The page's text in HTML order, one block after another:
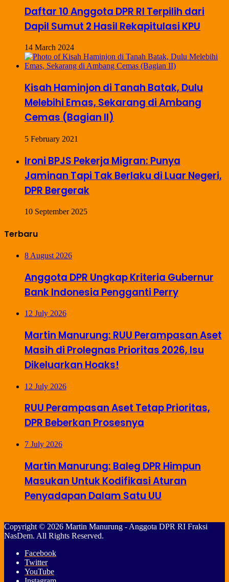
Daftar 10 Anggota DPR RI Terpilih dari
Dapil Sumut 2 Hasil Rekapitulasi KPU
14 March 2024
Kisah Haminjon di Tanah Batak, Dulu
Melebihi Emas, Sekarang di Ambang
Cemas (Bagian II)
5 February 2021
Ironi BPJS Pekerja Migran: Punya
Jaminan Tapi Tak Berlaku di Luar Negeri,
DPR Bergerak
10 September 2025
Terbaru
8 August 2026
Anggota DPR Ungkap Kriteria Gubernur
Bank Indonesia Pengganti Perry
12 July 2026
Martin Manurung: RUU Perampasan Aset
Masih di Prolegnas Prioritas 2026, Isu
Dikeluarkan Hoaks!
12 July 2026
RUU Perampasan Aset Tetap Prioritas,
DPR Beberkan Prosesnya
7 July 2026
Martin Manurung: Baleg DPR Himpun
Masukan Untuk Kodifikasi Aturan
Penyadapan Dalam Satu UU
Copyright © 2026 Martin Manurung - Anggota DPR RI Fraksi
NasDem. All Rights Reserved.
Facebook
Twitter
YouTube